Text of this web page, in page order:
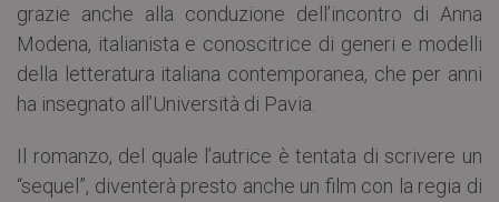
grazie anche alla conduzione dell’incontro di Anna
Modena, italianista e conoscitrice di generi e modelli
della letteratura italiana contemporanea, che per anni
ha insegnato all’Università di Pavia.
Il romanzo, del quale l’autrice è tentata di scrivere un
“sequel”, diventerà presto anche un film con la regia di